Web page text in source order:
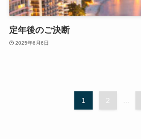
定年後のご決断
2025年6月6日
1 2 ...